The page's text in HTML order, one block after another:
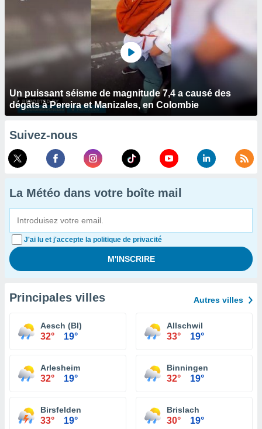
Un puissant séisme de magnitude 7,4 a causé des
dégâts à Pereira et Manizales, en Colombie
Suivez-nous
La Météo dans votre boîte mail
J'ai lu et j'accepte la politique de privacité
Principales villes Autres villes
Aesch (Bl)
32° 19°
Allschwil
33° 19°
Arlesheim
32° 19°
Binningen
32° 19°
Birsfelden
33° 19°
Brislach
30° 19°